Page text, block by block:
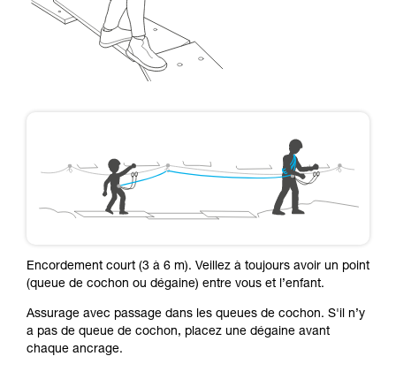
Encordement court (3 à 6 m). Veillez à toujours avoir un point
(queue de cochon ou dégaine) entre vous et l’enfant.
Assurage avec passage dans les queues de cochon. S'il n’y
a pas de queue de cochon, placez une dégaine avant
chaque ancrage.